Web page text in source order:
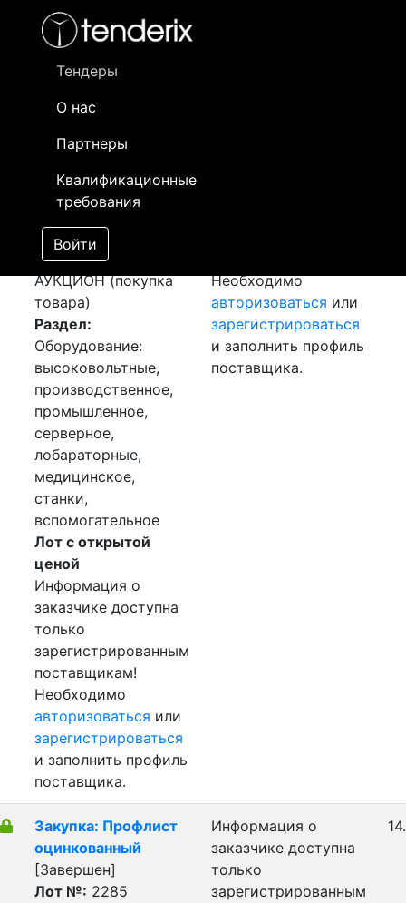
Тендеры
О нас
Партнеры
Квалификационные
требования
Войти
- активный лот
- сохраненный лот (не опубликован)
Закупка: Дизель
генератор
[Завершен]
Победитель выбран
Лот №:2286
АУКЦИОН (покупка
товара)
Раздел:
Оборудование:
высоковольтные,
производственное,
промышленное,
серверное,
лобараторные,
медицинское,
станки,
вспомогательное
Лот с открытой
ценой
Информация о
заказчике доступна
только
зарегистрированным
поставщикам!
Необходимо
авторизоваться или
зарегистрироваться
и заполнить профиль
поставщика.
Необходимо
авторизоваться или
зарегистрироваться
и заполнить профиль
поставщика.
Закупка: Профлист
оцинкованный
[Завершен]
Лот №: 2285
Информация о
заказчике доступна
только
зарегистрированным